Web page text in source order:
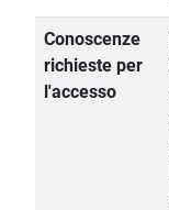
Conoscenze
richieste per
l'accesso